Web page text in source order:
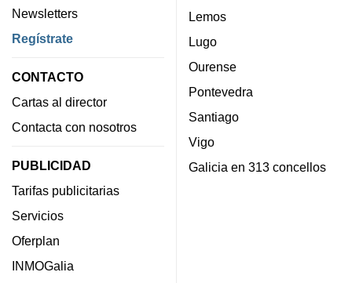
Newsletters
Regístrate
CONTACTO
Cartas al director
Contacta con nosotros
PUBLICIDAD
Tarifas publicitarias
Servicios
Oferplan
INMOGalia
Lemos
Lugo
Ourense
Pontevedra
Santiago
Vigo
Galicia en 313 concellos